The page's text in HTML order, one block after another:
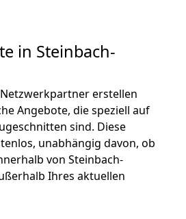
in Steinbach-
erstellen
Angebote, die speziell auf
sind. Diese
unabhängig davon, ob
von Steinbach-
Ihres aktuellen